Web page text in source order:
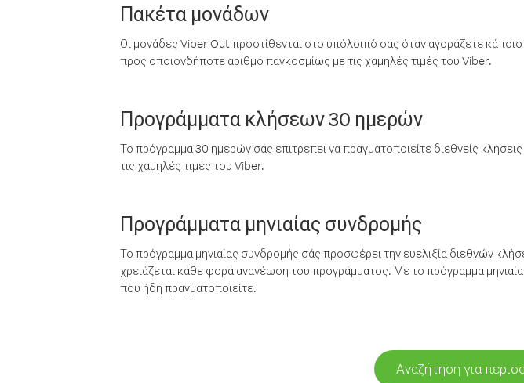
Πακέτα μονάδων
Οι μονάδες Viber Out προστίθενται στο υπόλοιπό σας όταν αγοράζετε
προς οποιονδήποτε αριθμό παγκοσμίως με τις χαμηλές τιμές του Viber.
Προγράμματα κλήσεων 30 ημερών
Το πρόγραμμα 30 ημερών σάς επιτρέπει να πραγματοποιείτε διεθνείς
τις χαμηλές τιμές του Viber.
Προγράμματα μηνιαίας συνδρομής
Το πρόγραμμα μηνιαίας συνδρομής σάς προσφέρει την ευελιξία διεθνών
χρειάζεται κάθε φορά ανανέωση του προγράμματος. Με το πρόγραμμα
που ήδη πραγματοποιείτε.
Αναζήτηση για